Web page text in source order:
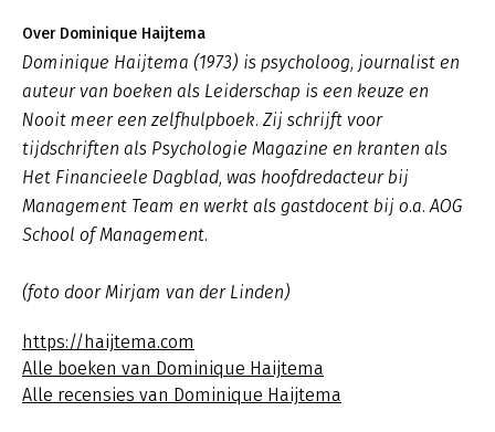
Over Dominique Haijtema
Dominique Haijtema (1973) is psycholoog, journalist en
auteur van boeken als Leiderschap is een keuze en
Nooit meer een zelfhulpboek. Zij schrijft voor
tijdschriften als Psychologie Magazine en kranten als
Het Financieele Dagblad, was hoofdredacteur bij
Management Team en werkt als gastdocent bij o.a. AOG
School of Management.
(foto door Mirjam van der Linden)
https://haijtema.com
Alle boeken van Dominique Haijtema
Alle recensies van Dominique Haijtema